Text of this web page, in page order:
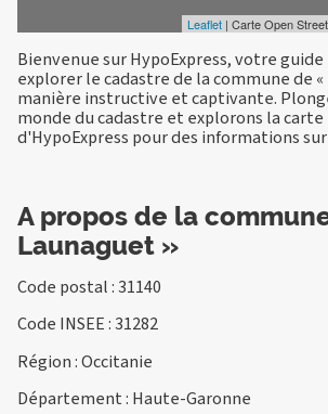
Leaflet | Carte Open
Bienvenue sur HypoExpress, votre
explorer le cadastre de la commune de «
manière instructive et captivante.
monde du cadastre et explorons la
d'HypoExpress pour des informations
A propos de la
Launaguet »
Code postal : 31140
Code INSEE : 31282
Région : Occitanie
Département : Haute-Garonne